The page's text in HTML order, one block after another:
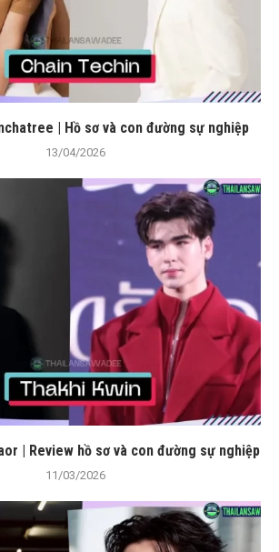
| Hồ sơ và con đường sự nghiệp
13/04/2026
| Review hồ sơ và con đường sự nghiệp
11/03/2026